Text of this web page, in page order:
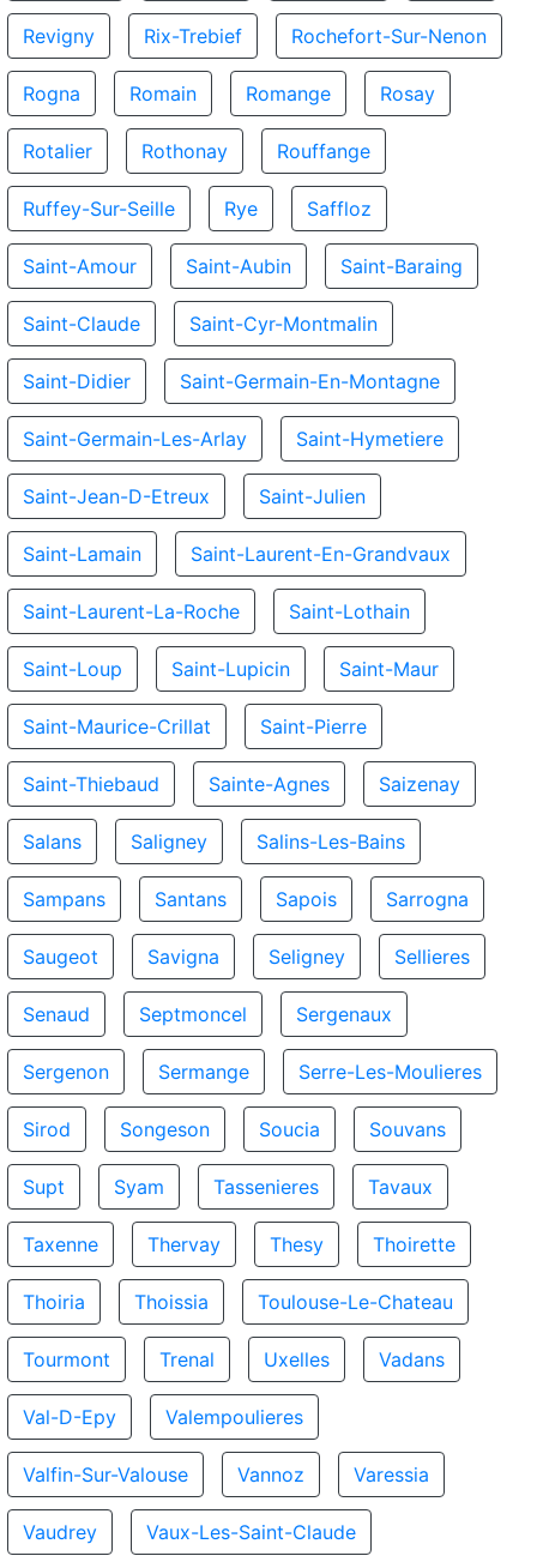
Revigny Rix-Trebief Rochefort-Sur-Nenon
Rogna Romain Romange Rosay
Rotalier Rothonay Rouffange
Ruffey-Sur-Seille Rye Saffloz
Saint-Amour Saint-Aubin Saint-Baraing
Saint-Claude Saint-Cyr-Montmalin
Saint-Didier Saint-Germain-En-Montagne
Saint-Germain-Les-Arlay Saint-Hymetiere
Saint-Jean-D-Etreux Saint-Julien
Saint-Lamain Saint-Laurent-En-Grandvaux
Saint-Laurent-La-Roche Saint-Lothain
Saint-Loup Saint-Lupicin Saint-Maur
Saint-Maurice-Crillat Saint-Pierre
Saint-Thiebaud Sainte-Agnes Saizenay
Salans Saligney Salins-Les-Bains
Sampans Santans Sapois Sarrogna
Saugeot Savigna Seligney Sellieres
Senaud Septmoncel Sergenaux
Sergenon Sermange Serre-Les-Moulieres
Sirod Songeson Soucia Souvans
Supt Syam Tassenieres Tavaux
Taxenne Thervay Thesy Thoirette
Thoiria Thoissia Toulouse-Le-Chateau
Tourmont Trenal Uxelles Vadans
Val-D-Epy Valempoulieres
Valfin-Sur-Valouse Vannoz Varessia
Vaudrey Vaux-Les-Saint-Claude